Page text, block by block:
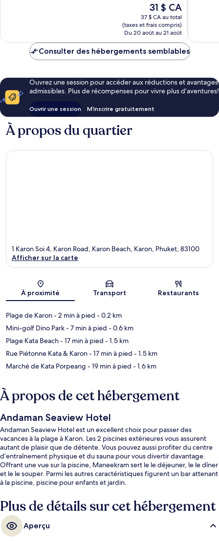
Le
prix
est
de
31 $ CA
31 $ CA
37 $ CA au total
(taxes et frais compris)
Du 20 août au 21 août
Consulter des hébergements semblables
Ouvrez une session pour accéder aux réductions et avantages
admissibles. Plus de récompenses pour vivre plus d’aventures!
Ouvrir une session M’inscrire gratuitement
À propos du quartier
Carte
1 Karon Soi 4, Karon Road, Karon Beach, Karon, Phuket, 83100
Afficher sur la carte
À proximité Transport Restaurants
Plage de Karon- 2 min à pied - 0.2 km
Mini-golf Dino Park- 7 min à pied - 0.6 km
Plage Kata Beach- 17 min à pied - 1.5 km
Rue Piétonne Kata & Karon- 17 min à pied - 1.5 km
Marché de Kata Porpeang - 19 min à pied - 1.6 km
À propos de cet hébergement
Andaman Seaview Hotel
Andaman Seaview Hotel est un excellent choix pour passer des
vacances à la plage à Karon. Les 2 piscines extérieures vous assurent
autant de plaisir que de détente. Vous pouvez aussi profiter du centre
d’entraînement physique et du sauna pour vous divertir davantage.
Offrant une vue sur la piscine, Maneekram sert le le déjeuner, le le dîner
et le le souper. Parmi les autres caractéristiques figurent un bar attenant
à la piscine, piscine pour enfants et jardin.
Plus de détails sur cet hébergement
Aperçu